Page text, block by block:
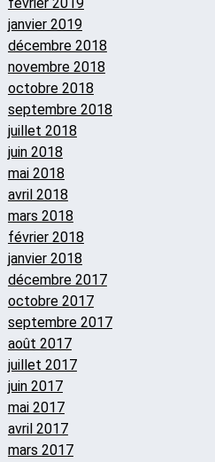
janvier 2019
décembre 2018
novembre 2018
octobre 2018
septembre 2018
juillet 2018
juin 2018
mai 2018
avril 2018
mars 2018
février 2018
janvier 2018
décembre 2017
octobre 2017
septembre 2017
août 2017
juillet 2017
juin 2017
mai 2017
avril 2017
mars 2017